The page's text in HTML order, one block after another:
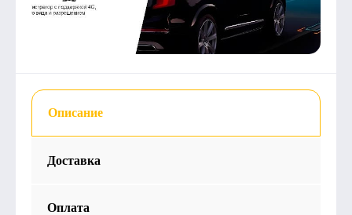
Описание
Доставка
Оплата